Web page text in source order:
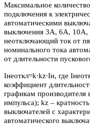
Максимальное
подключения к
автоматическими
выключения 3А, 6А, 10А,
неотключающий ток от
номинального тока
от длительности
Iнеоткл=k∙kz∙Iн, где
коэффициент
графикам производителя
импульса); kz –
выключателей с
автоматического